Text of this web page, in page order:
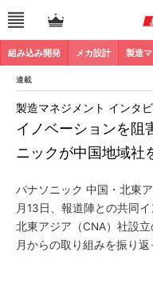
組み込み開発 メカ設計 製造
連載
イノベーションを
ニックが中国地域社
製造マネジメント インタ
パナソニック 中国・北東
月13日、報道陣との共同
北東アジア（CNA）社設
月からの取り組みを振り返